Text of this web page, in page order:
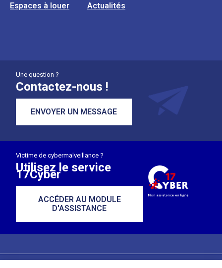
Espaces à louer Actualités
Une question ?
Contactez-nous !
ENVOYER UN MESSAGE
Victime de cybermalveillance ?
Utilisez le service
17Cyber
ACCÉDER AU MODULE
D'ASSISTANCE